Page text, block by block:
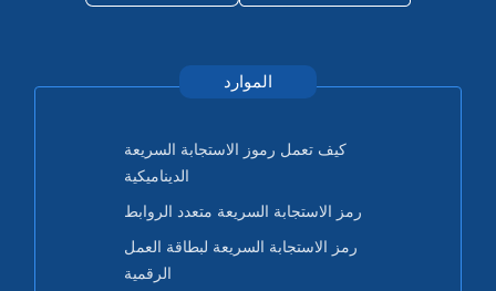
الموارد
كيف تعمل رموز الاستجابة السريعة
الديناميكية
رمز الاستجابة السريعة متعدد الروابط
رمز الاستجابة السريعة لبطاقة العمل
الرقمية